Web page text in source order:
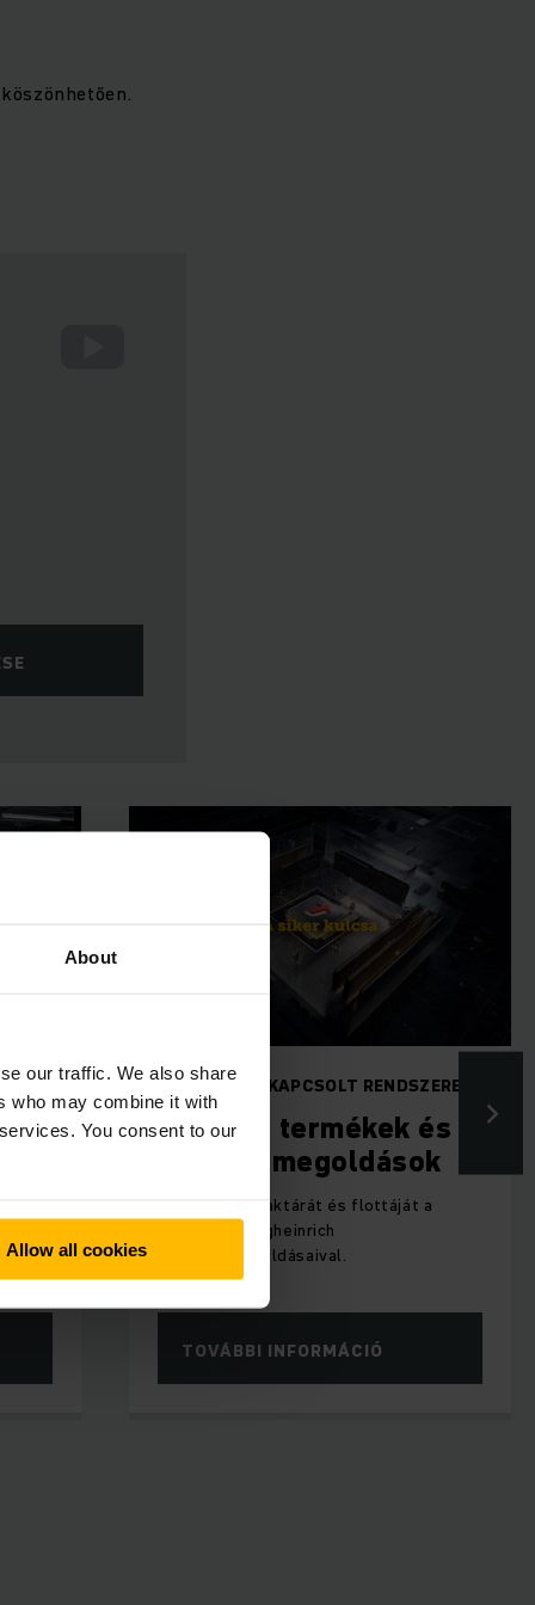
About
our traffic. We also share
who may combine it with
You consent to our
Allow all cookies
HÁLÓZATBA KAPCSOLT RENDSZEREK
Digitális termékek és
szoftvermegoldások
Készítse fel raktárát és flottáját a
jövőre - a Jungheinrich
szoftvermegoldásaival.
TOVÁBBI INFORMÁCIÓ